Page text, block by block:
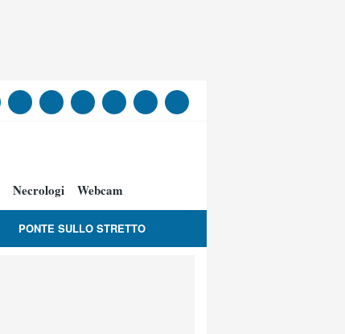
Necrologi Webcam
PONTE SULLO STRETTO